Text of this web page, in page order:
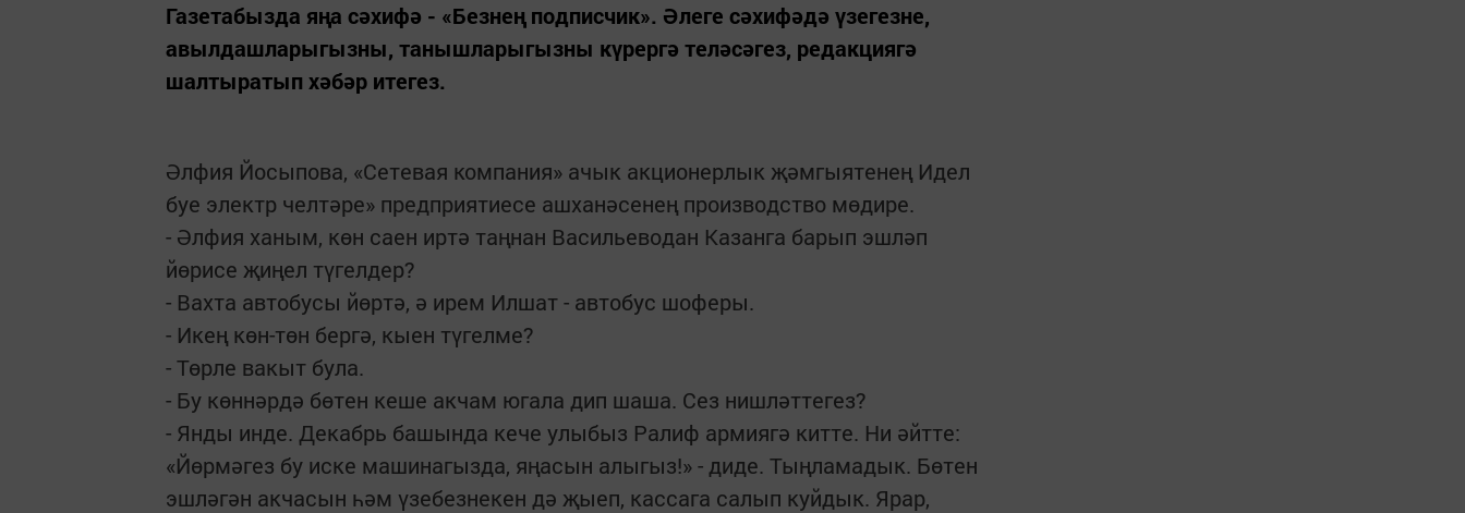
Газетабызда яңа сәхифә - «Безнең подписчик». Әлеге сәхифәдә үзегезне,
авылдашларыгызны, танышларыгызны күрергә теләсәгез, редакциягә
шалтыратып хәбәр итегез.
Әлфия Йосыпова, «Сетевая компания» ачык акционерлык җәмгыятенең Идел
буе электр челтәре» предприятиесе ашханәсенең производство мөдире.
- Әлфия ханым, көн саен иртә таңнан Васильеводан Казанга барып эшләп
йөрисе җиңел түгелдер?
- Вахта автобусы йөртә, ә ирем Илшат - автобус шоферы.
- Икең көн-төн бергә, кыен түгелме?
- Төрле ва­кыт була.
- Бу көннәрдә бөтен кеше акчам югала дип шаша. Сез нишләттегез?
- Янды инде. Декабрь башында кече улыбыз Ралиф армиягә китте. Ни әйтте:
«Йөрмәгез бу иске машинагызда, яңасын алыгыз!» - диде. Тыңламадык. Бөтен
эшләгән акчасын һәм үзебезнекен дә җыеп, кассага салып куйдык. Ярар,